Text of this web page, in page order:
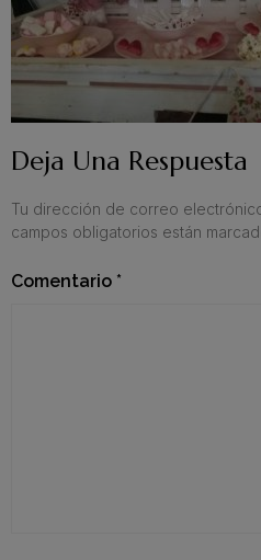
Deja Una Respuesta
Tu dirección de correo
campos obligatorios están
Comentario *